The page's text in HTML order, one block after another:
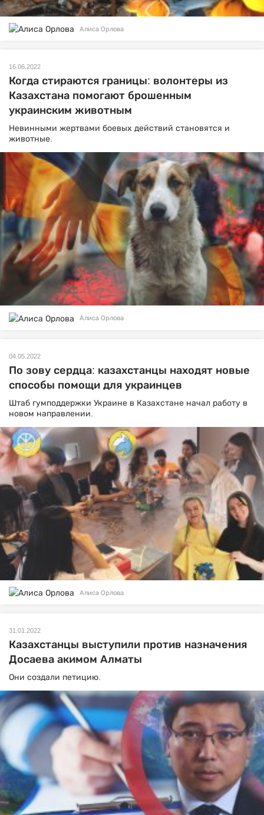
Алиса Орлова
16.06.2022
Когда стираются границы: волонтеры из
Казахстана помогают брошенным
украинским животным
Невинными жертвами боевых действий становятся и
животные.
Алиса Орлова
04.05.2022
По зову сердца: казахстанцы находят новые
способы помощи для украинцев
Штаб гумподдержки Украине в Казахстане начал работу в
новом направлении.
Алиса Орлова
31.01.2022
Казахстанцы выступили против назначения
Досаева акимом Алматы
Они создали петицию.